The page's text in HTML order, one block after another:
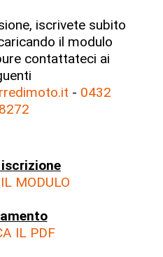
iscrivete subito
il modulo
contattateci ai
- 0432
MODULO
IL PDF